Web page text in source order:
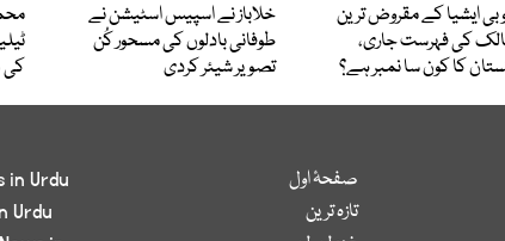
ایشیا کے مقروض ترین
کی فہرست جاری،
کا کون سا نمبر ہے؟
خلاباز نے اسپیس اسٹیشن نے
طوفانی بادلوں کی مسحور کُن
تصویر شیئر کردی
کی
صفحۂ اول
تازہ ترین
in Urdu
Urdu